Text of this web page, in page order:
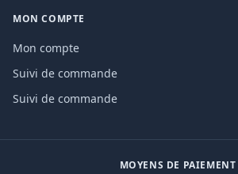
MON COMPTE
Mon compte
Suivi de commande
Suivi de commande
MOYENS DE PAIEMENT